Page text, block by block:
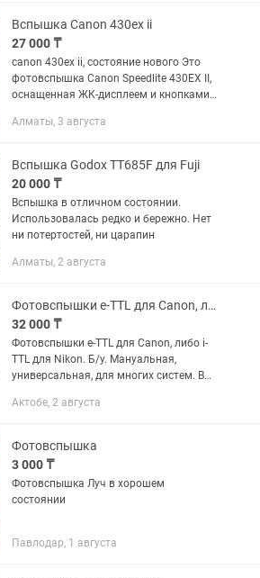
Встроенный...
Вспышка Canon 430ex ii
27 000 ₸
canon 430ex ii, состояние нового Это
фотовспышка Canon Speedlite 430EX II,
оснащенная ЖК-дисплеем и кнопками
панели.Устройство предназначено для
Алматы, 3 августа
Вспышка Godox TT685F для Fuji
20 000 ₸
Вспышка в отличном состоянии.
Использовалась редко и бережно. Нет
ни потертостей, ни царапин
Алматы, 2 августа
Фотовспышки e-TTL для Canon, либо i-TTL для Nikon. Б/у
32 000 ₸
Фотовспышки e-TTL для Canon, либо i-
TTL для Nikon. Б/у. Мануальная,
универсальная, для многих систем. В
оригинал Nikon. Цены разные.
Актобе, 2 августа
Фотовспышка
3 000 ₸
Фотовспышка Луч в хорошем
состоянии
Павлодар, 1 августа